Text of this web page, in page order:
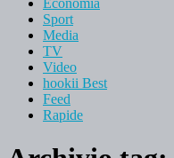
Sport
Media
TV
Video
hookii Best
Feed
Rapide